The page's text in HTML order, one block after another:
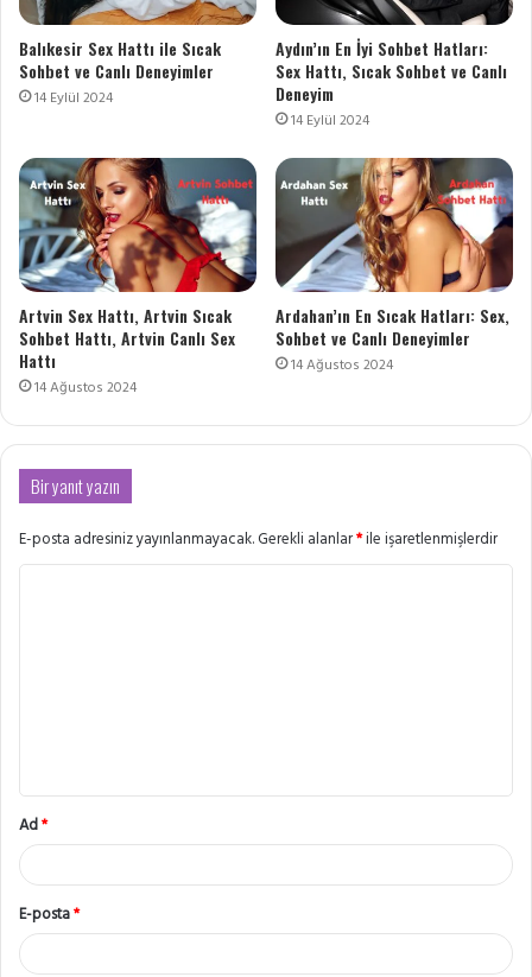
Balıkesir Sex Hattı ile Sıcak
Sohbet ve Canlı Deneyimler
14 Eylül 2024
Aydın’ın En İyi Sohbet Hatları:
Sex Hattı, Sıcak Sohbet ve Canlı
Deneyim
14 Eylül 2024
Artvin Sex Hattı, Artvin Sıcak
Sohbet Hattı, Artvin Canlı Sex
Hattı
14 Ağustos 2024
Ardahan’ın En Sıcak Hatları: Sex,
Sohbet ve Canlı Deneyimler
14 Ağustos 2024
Bir yanıt yazın
E-posta adresiniz yayınlanmayacak.Gerekli alanlar*ile işaretlenmişlerdir
Ad*
E-posta*